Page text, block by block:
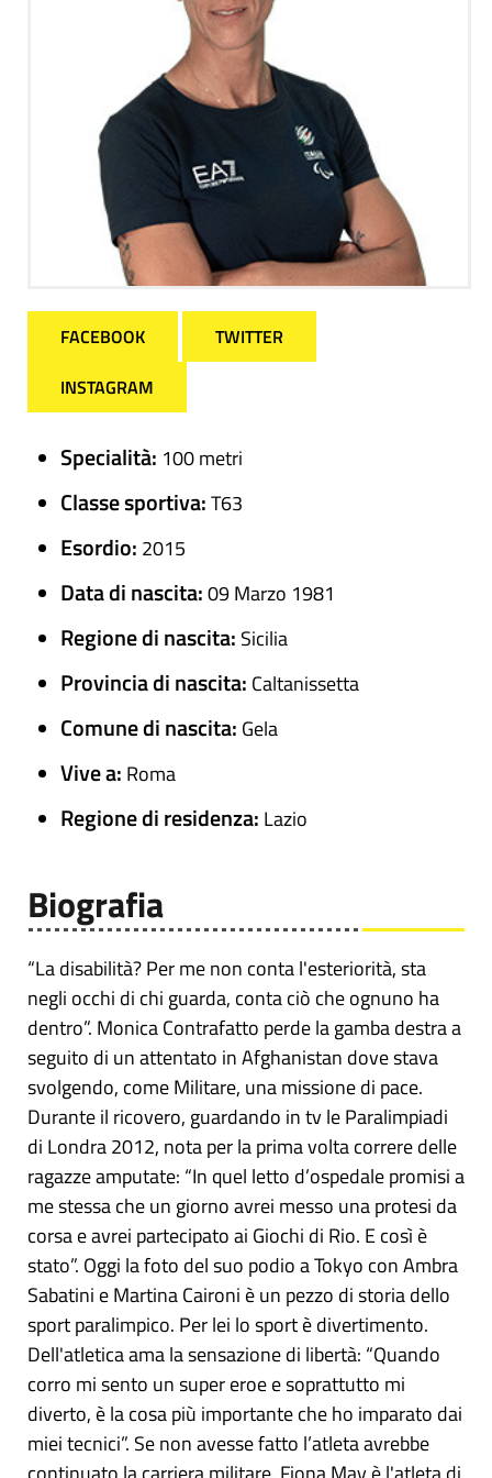
FACEBOOK
TWITTER
INSTAGRAM
Specialità: 100 metri
Classe sportiva:T63
Esordio: 2015
Data di nascita:09 Marzo 1981
Regione di nascita: Sicilia
Provincia di nascita: Caltanissetta
Comune di nascita: Gela
Vive a: Roma
Regione di residenza: Lazio
Biografia
“La disabilità? Per me non conta l'esteriorità, sta
negli occhi di chi guarda, conta ciò che ognuno ha
dentro”. Monica Contrafatto perde la gamba destra a
seguito di un attentato in Afghanistan dove stava
svolgendo, come Militare, una missione di pace.
Durante il ricovero, guardando in tv le Paralimpiadi
di Londra 2012, nota per la prima volta correre delle
ragazze amputate: “In quel letto d’ospedale promisi a
me stessa che un giorno avrei messo una protesi da
corsa e avrei partecipato ai Giochi di Rio. E così è
stato”. Oggi la foto del suo podio a Tokyo con Ambra
Sabatini e Martina Caironi è un pezzo di storia dello
sport paralimpico. Per lei lo sport è divertimento.
Dell'atletica ama la sensazione di libertà: “Quando
corro mi sento un super eroe e soprattutto mi
diverto, è la cosa più importante che ho imparato dai
miei tecnici”. Se non avesse fatto l’atleta avrebbe